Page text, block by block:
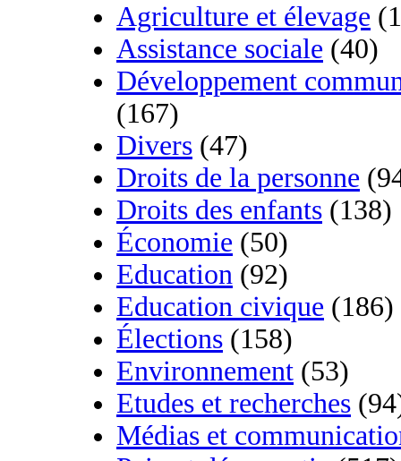
Agriculture et élevage
Assistance sociale (40)
Développement
(167)
Divers (47)
Droits de la personne
Droits des enfants (138)
Économie (50)
Education (92)
Education civique (186)
Élections (158)
Environnement (53)
Etudes et recherches
Médias et